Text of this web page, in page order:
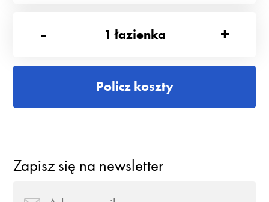
- 1 łazienka +
Policz koszty
Zapisz się na newsletter